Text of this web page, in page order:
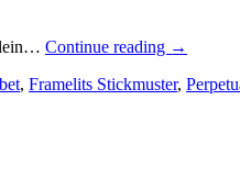
Continue reading „Den
für
→
, Framelits Stickmuster,